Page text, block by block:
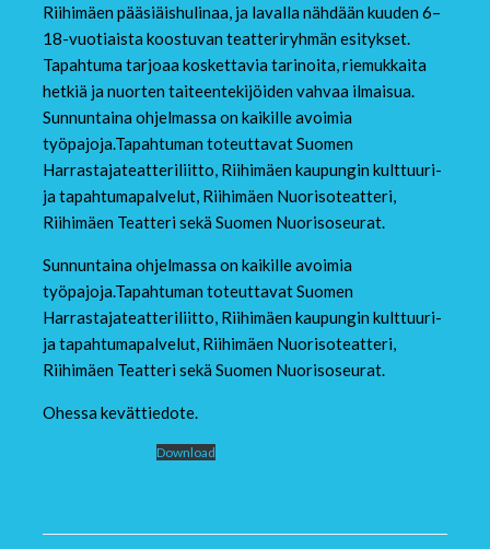
Riihimäen pääsiäishulinaa, ja lavalla nähdään kuuden 6–
18-vuotiaista koostuvan teatteriryhmän esitykset.
Tapahtuma tarjoaa koskettavia tarinoita, riemukkaita
hetkiä ja nuorten taiteentekijöiden vahvaa ilmaisua.
Sunnuntaina ohjelmassa on kaikille avoimia
työpajoja.Tapahtuman toteuttavat Suomen
Harrastajateatteriliitto, Riihimäen kaupungin kulttuuri-
ja tapahtumapalvelut, Riihimäen Nuorisoteatteri,
Riihimäen Teatteri sekä Suomen Nuorisoseurat.
Sunnuntaina ohjelmassa on kaikille avoimia
työpajoja.Tapahtuman toteuttavat Suomen
Harrastajateatteriliitto, Riihimäen kaupungin kulttuuri-
ja tapahtumapalvelut, Riihimäen Nuorisoteatteri,
Riihimäen Teatteri sekä Suomen Nuorisoseurat.
Ohessa kevättiedote.
Download